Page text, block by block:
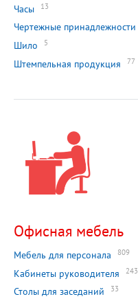
Часы 13
Чертежные принадлежности
Шило 5
Штемпельная продукция 77
Офисная мебель
Мебель для персонала 809
Кабинеты руководителя 243
Столы для заседаний 33